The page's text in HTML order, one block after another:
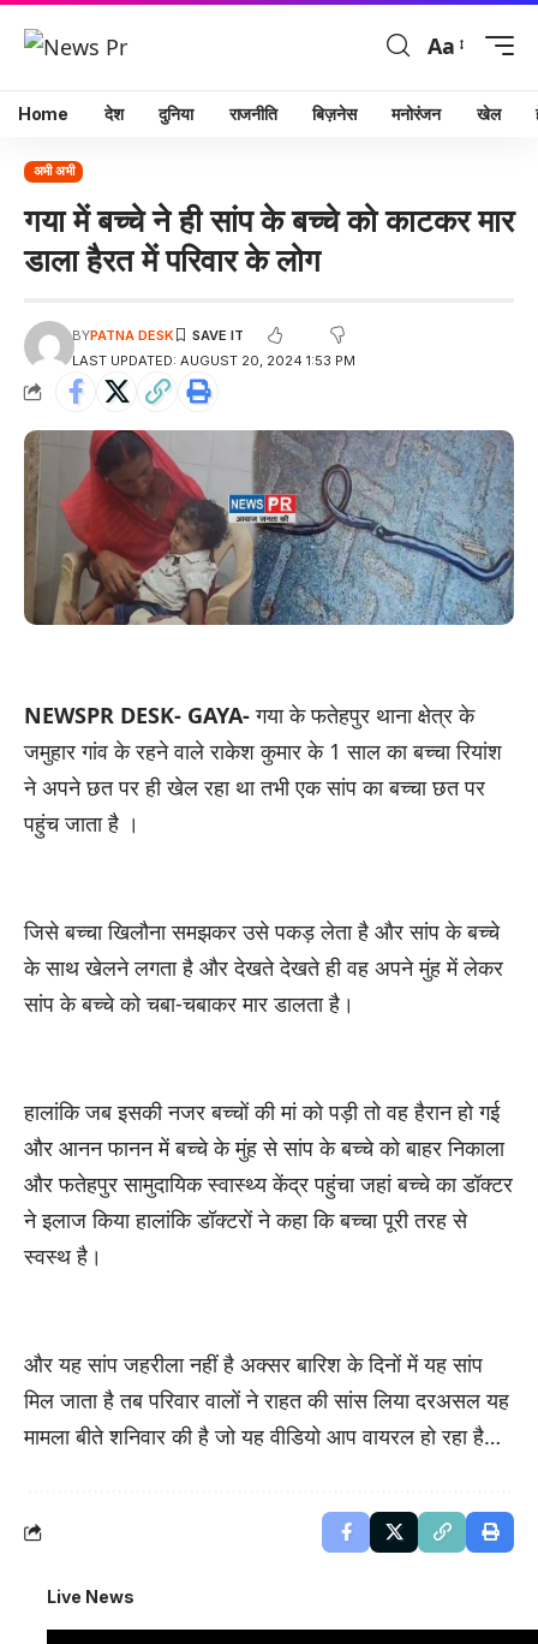
Aa
Home देश दुनिया राजनीति बिज़नेस मनोरंजन खेल
अभी अभी
गया में बच्चे ने ही सांप के बच्चे को काटकर मार
डाला हैरत में परिवार के लोग
LAST UPDATED: AUGUST 20, 2024 1:53 PM
BYPATNA DESK
NEWSPR DESK- GAYA-गया के फतेहपुर थाना क्षेत्र के
जमुहार गांव के रहने वाले राकेश कुमार के 1 साल का बच्चा रियांश
ने अपने छत पर ही खेल रहा था तभी एक सांप का बच्चा छत पर
पहुंच जाता है ।
जिसे बच्चा खिलौना समझकर उसे पकड़ लेता है और सांप के बच्चे
के साथ खेलने लगता है और देखते देखते ही वह अपने मुंह में लेकर
सांप के बच्चे को चबा-चबाकर मार डालता है।
हालांकि जब इसकी नजर बच्चों की मां को पड़ी तो वह हैरान हो गई
और आनन फानन में बच्चे के मुंह से सांप के बच्चे को बाहर निकाला
और फतेहपुर सामुदायिक स्वास्थ्य केंद्र पहुंचा जहां बच्चे का डॉक्टर
ने इलाज किया हालांकि डॉक्टरों ने कहा कि बच्चा पूरी तरह से
स्वस्थ है।
और यह सांप जहरीला नहीं है अक्सर बारिश के दिनों में यह सांप
मिल जाता है तब परिवार वालों ने राहत की सांस लिया दरअसल यह
मामला बीते शनिवार की है जो यह वीडियो आप वायरल हो रहा है…
Live News